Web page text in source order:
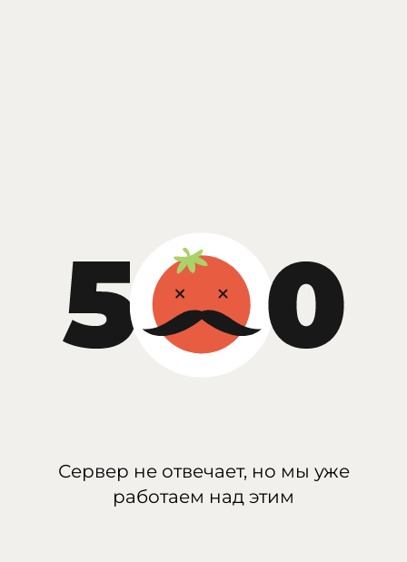
Сервер не отвечает, но мы уже
работаем над этим